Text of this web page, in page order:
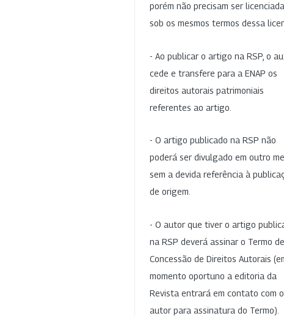
porém não precisam ser
sob os mesmos termos dessa
- Ao publicar o artigo na RSP, o
cede e transfere para a ENAP os
direitos autorais patrimoniais
referentes ao artigo.
- O artigo publicado na RSP não
poderá ser divulgado em outro
sem a devida referência à
de origem.
- O autor que tiver o artigo
na RSP deverá assinar o Termo de
Concessão de Direitos Autorais
momento oportuno a editoria da
Revista entrará em contato com o
autor para assinatura do Termo).